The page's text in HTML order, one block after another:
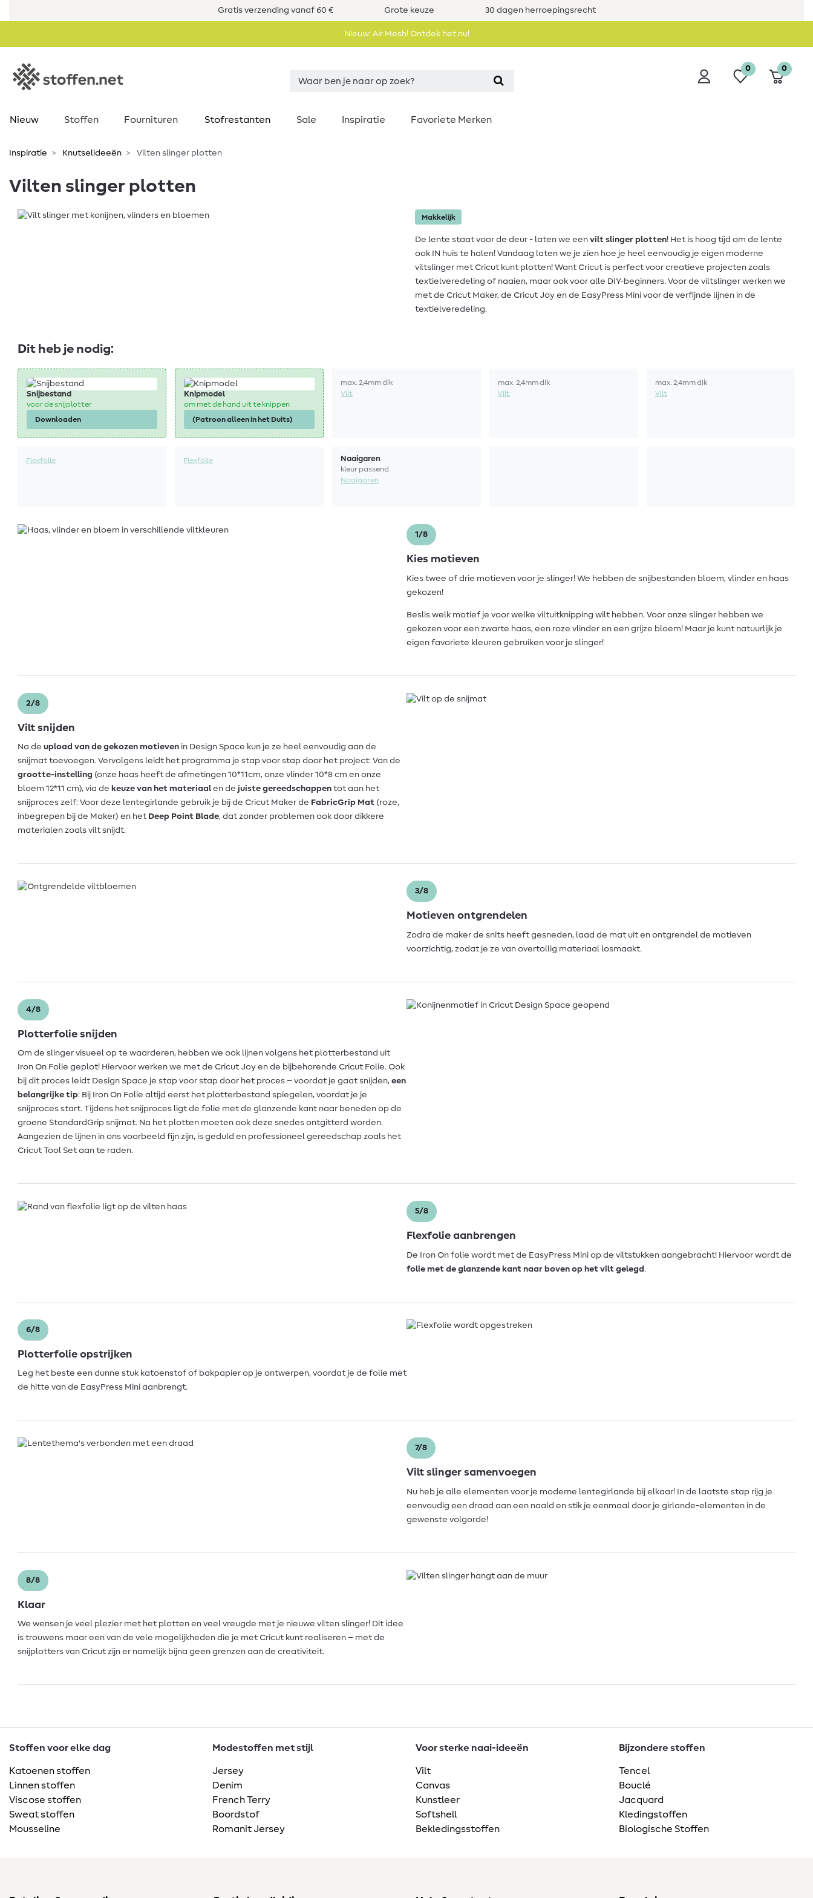
Gratis verzending vanaf 60 € Grote keuze 30 dagen herroepingsrecht
Nieuw: Air Mesh! Ontdek het nu!
0 0
Nieuw Stoffen Fournituren Stofrestanten Sale Inspiratie Favoriete Merken
Inspiratie Knutselideeën Vilten slinger plotten
Vilten slinger plotten
Makkelijk
De lente staat voor de deur - laten we een vilt slinger plotten! Het is hoog tijd om de lente
ook IN huis te halen! Vandaag laten we je zien hoe je heel eenvoudig je eigen moderne
viltslinger met Cricut kunt plotten! Want Cricut is perfect voor creatieve projecten zoals
textielveredeling of naaien, maar ook voor alle DIY-beginners. Voor de viltslinger werken we
met de Cricut Maker, de Cricut Joy en de EasyPress Mini voor de verfijnde lijnen in de
textielveredeling.
Dit heb je nodig:
Snijbestand
voor de snijplotter
Downloaden
Knipmodel
om met de hand uit te knippen
(Patroon alleen in het Duits)
max. 2,4mm dik
Vilt
max. 2,4mm dik
Vilt
max. 2,4mm dik
Vilt
Flexfolie Flexfolie Naaigaren
kleur passend
Naaigaren
1/8
Kies motieven
Kies twee of drie motieven voor je slinger! We hebben de snijbestanden bloem, vlinder en haas
gekozen!
Beslis welk motief je voor welke viltuitknipping wilt hebben. Voor onze slinger hebben we
gekozen voor een zwarte haas, een roze vlinder en een grijze bloem! Maar je kunt natuurlijk je
eigen favoriete kleuren gebruiken voor je slinger!
2/8
Vilt snijden
Na de upload van de gekozen motieven in Design Space kun je ze heel eenvoudig aan de
snijmat toevoegen. Vervolgens leidt het programma je stap voor stap door het project: Van de
grootte-instelling (onze haas heeft de afmetingen 10*11cm, onze vlinder 10*8 cm en onze
bloem 12*11 cm), via de keuze van het materiaal en de juiste gereedschappen tot aan het
snijproces zelf: Voor deze lentegirlande gebruik je bij de Cricut Maker de FabricGrip Mat (roze,
inbegrepen bij de Maker) en het Deep Point Blade, dat zonder problemen ook door dikkere
materialen zoals vilt snijdt.
3/8
Motieven ontgrendelen
Zodra de maker de snits heeft gesneden, laad de mat uit en ontgrendel de motieven
voorzichtig, zodat je ze van overtollig materiaal losmaakt.
4/8
Plotterfolie snijden
Om de slinger visueel op te waarderen, hebben we ook lijnen volgens het plotterbestand uit
Iron On Folie geplot! Hiervoor werken we met de Cricut Joy en de bijbehorende Cricut Folie. Ook
bij dit proces leidt Design Space je stap voor stap door het proces – voordat je gaat snijden, een
belangrijke tip: Bij Iron On Folie altijd eerst het plotterbestand spiegelen, voordat je je
snijproces start. Tijdens het snijproces ligt de folie met de glanzende kant naar beneden op de
groene StandardGrip snijmat. Na het plotten moeten ook deze snedes ontgitterd worden.
Aangezien de lijnen in ons voorbeeld fijn zijn, is geduld en professioneel gereedschap zoals het
Cricut Tool Set aan te raden.
5/8
Flexfolie aanbrengen
De Iron On folie wordt met de EasyPress Mini op de viltstukken aangebracht! Hiervoor wordt de
folie met de glanzende kant naar boven op het vilt gelegd .
6/8
Plotterfolie opstrijken
Leg het beste een dunne stuk katoenstof of bakpapier op je ontwerpen, voordat je de folie met
de hitte van de EasyPress Mini aanbrengt.
7/8
Vilt slinger samenvoegen
Nu heb je alle elementen voor je moderne lentegirlande bij elkaar! In de laatste stap rijg je
eenvoudig een draad aan een naald en stik je eenmaal door je girlande-elementen in de
gewenste volgorde!
8/8
Klaar
We wensen je veel plezier met het plotten en veel vreugde met je nieuwe vilten slinger! Dit idee
is trouwens maar een van de vele mogelijkheden die je met Cricut kunt realiseren – met de
snijplotters van Cricut zijn er namelijk bijna geen grenzen aan de creativiteit.
Stoffen voor elke dag
Katoenen stoffen
Linnen stoffen
Viscose stoffen
Sweat stoffen
Mousseline
Modestoffen met stijl
Jersey
Denim
French Terry
Boordstof
Romanit Jersey
Voor sterke naai-ideeën
Vilt
Canvas
Kunstleer
Softshell
Bekledingsstoffen
Bijzondere stoffen
Tencel
Bouclé
Jacquard
Kledingstoffen
Biologische Stoffen